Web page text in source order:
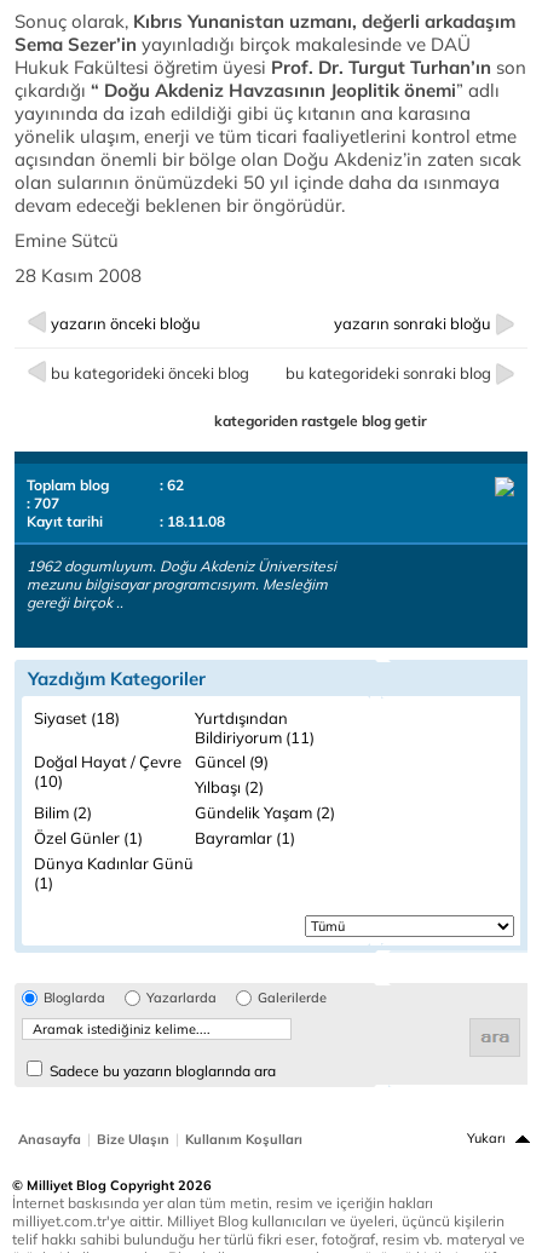
Sonuç olarak, Kıbrıs Yunanistan uzmanı, değerli arkadaşım
Sema Sezer’in yayınladığı birçok makalesinde ve DAÜ
Hukuk Fakültesi öğretim üyesi Prof. Dr. Turgut Turhan’ın son
çıkardığı “ Doğu Akdeniz Havzasının Jeoplitik önemi” adlı
yayınında da izah edildiği gibi üç kıtanın ana karasına
yönelik ulaşım, enerji ve tüm ticari faaliyetlerini kontrol etme
açısından önemli bir bölge olan Doğu Akdeniz’in zaten sıcak
olan sularının önümüzdeki 50 yıl içinde daha da ısınmaya
devam edeceği beklenen bir öngörüdür.
Emine Sütcü
28 Kasım 2008
yazarın önceki bloğu yazarın sonraki bloğu
bu kategorideki önceki blog bu kategorideki sonraki blog
kategoriden rastgele blog getir
Toplam blog
: 62
: 707
Kayıt tarihi
: 18.11.08
1962 dogumluyum. Doğu Akdeniz Üniversitesi
mezunu bilgisayar programcısıyım. Mesleğim
gereği birçok ..
Yazdığım Kategoriler
Siyaset (18) Yurtdışından
Bildiriyorum (11)
Doğal Hayat / Çevre
(10)
Güncel (9)
Yılbaşı (2)
Bilim (2)
Gündelik Yaşam (2)
Özel Günler (1)
Bayramlar (1)
Dünya Kadınlar Günü
(1)
Bloglarda Yazarlarda Galerilerde
Sadece bu yazarın bloglarında ara
Anasayfa | Bize Ulaşın | Kullanım Koşulları Yukarı
© Milliyet Blog Copyright 2026
İnternet baskısında yer alan tüm metin, resim ve içeriğin hakları
milliyet.com.tr'ye aittir. Milliyet Blog kullanıcıları ve üyeleri, üçüncü kişilerin
telif hakkı sahibi bulunduğu her türlü fikri eser, fotoğraf, resim vb. materyal ve